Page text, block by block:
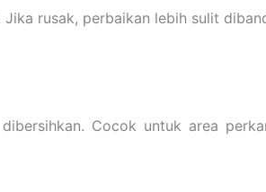
rusak, perbaikan lebih sulit
Cocok untuk area